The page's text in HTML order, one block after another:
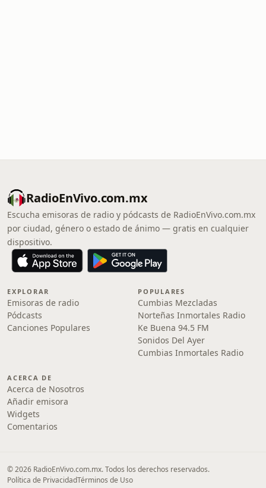
RadioEnVivo.com.mx
Escucha emisoras de radio y pódcasts de RadioEnVivo.com.mx
por ciudad, género o estado de ánimo — gratis en cualquier
dispositivo.
EXPLORAR
Emisoras de radio
Pódcasts
Canciones Populares
POPULARES
Cumbias Mezcladas
Norteñas Inmortales Radio
Ke Buena 94.5 FM
Sonidos Del Ayer
Cumbias Inmortales Radio
ACERCA DE
Acerca de Nosotros
Añadir emisora
Widgets
Comentarios
© 2026 RadioEnVivo.com.mx. Todos los derechos reservados.
Política de PrivacidadTérminos de Uso